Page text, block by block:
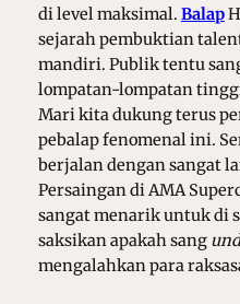
di level maksimal. Balap
sejarah pembuktian
mandiri. Publik tentu
lompatan-lompatan
Mari kita dukung terus
pebalap fenomenal ini.
berjalan dengan sangat
Persaingan di AMA
sangat menarik untuk di
saksikan apakah sang
mengalahkan para